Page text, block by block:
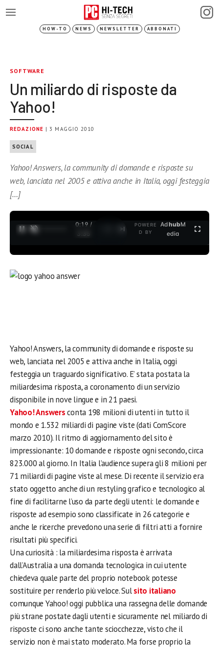
HOW-TO NEWS NEWSLETTER ABBONATI
SOFTWARE
Un miliardo di risposte da
Yahoo!
REDAZIONE | 3 MAGGIO 2010
SOCIAL
Yahoo! Answers, la community di domande e risposte su
web, lanciata nel 2005 e attiva anche in Italia, oggi festeggia
[…]
0:20 /
3:35
POWERE
D BY
AdhubM
edia
Yahoo! Answers, la community di domande e risposte su
web, lanciata nel 2005 e attiva anche in Italia, oggi
festeggia un traguardo significativo. E’ stata postata la
miliardesima risposta, a coronamento di un servizio
disponibile in nove lingue e in 21 paesi.
Yahoo! Answersconta 198 milioni di utenti in tutto il
mondo e 1.532 miliardi di pagine viste (dati ComScore
marzo 2010). Il ritmo di aggiornamento del sito è
impressionante: 10 domande e risposte ogni secondo, circa
823.000 al giorno. In Italia l’audience supera gli 8 milioni per
71 miliardi di pagine viste al mese. Di recente il servizio era
stato oggetto anche di un restyling grafico e tecnologico al
fine di facilitarne l’uso da parte degli utenti: le domande e
risposte ad esempio sono classificate in 26 categorie e
anche le ricerche prevedono una serie di filtri atti a fornire
risultati più specifici.
Una curiosità : la miliardesima risposta è arrivata
dall’Australia a una domanda tecnologica in cui utente
chiedeva quale parte del proprio notebook potesse
sostituire per renderlo più veloce. Sulsito italiano
comunque Yahoo! oggi pubblica una rassegna delle domande
più strane postate dagli utenti e sicuramente nel miliardo di
risposte ci sono anche tante sciocchezze, visto che il
servizio non è mai stato moderato. Ma forse proprio la